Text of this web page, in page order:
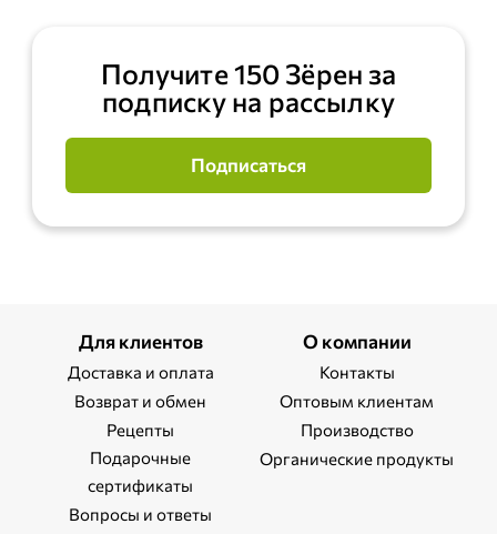
Получите 150 Зёрен за
подписку на рассылку
Подписаться
Для клиентов
Доставка и оплата
Возврат и обмен
Рецепты
Подарочные
сертификаты
Вопросы и ответы
О компании
Контакты
Оптовым клиентам
Производство
Органические продукты